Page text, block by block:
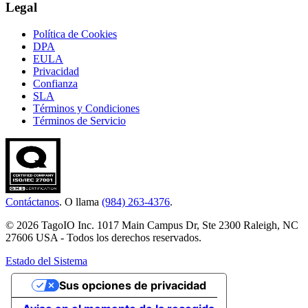
Legal
Política de Cookies
DPA
EULA
Privacidad
Confianza
SLA
Términos y Condiciones
Términos de Servicio
Contáctanos. O llama (984) 263-4376.
© 2026 TagoIO Inc. 1017 Main Campus Dr, Ste 2300 Raleigh, NC
27606 USA - Todos los derechos reservados.
Estado del Sistema
Sus opciones de privacidad